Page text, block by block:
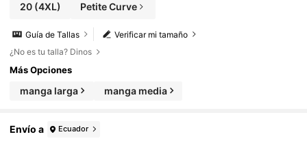
20(4XL) Petite Curve
Verificar mi tamaño
Guía de Tallas
¿No es tu talla? Dinos
Más Opciones
manga larga manga media
Envío a Ecuador